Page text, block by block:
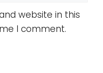
website in this
I comment.